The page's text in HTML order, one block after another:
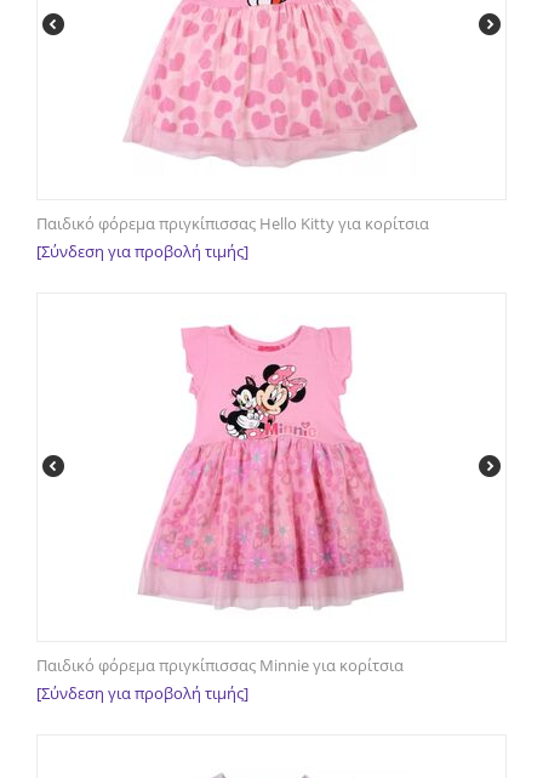
Παιδικό φόρεμα πριγκίπισσας Hello Kitty για κορίτσια
[Σύνδεση για προβολή τιμής]
Παιδικό φόρεμα πριγκίπισσας Minnie για κορίτσια
[Σύνδεση για προβολή τιμής]